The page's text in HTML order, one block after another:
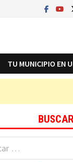
TU MUNICIPIO EN